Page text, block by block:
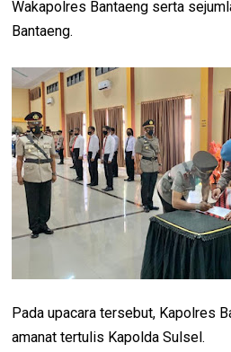
Wakapolres Bantaeng serta
Bantaeng.
Pada upacara tersebut, Kapolres
amanat tertulis Kapolda Sulsel.